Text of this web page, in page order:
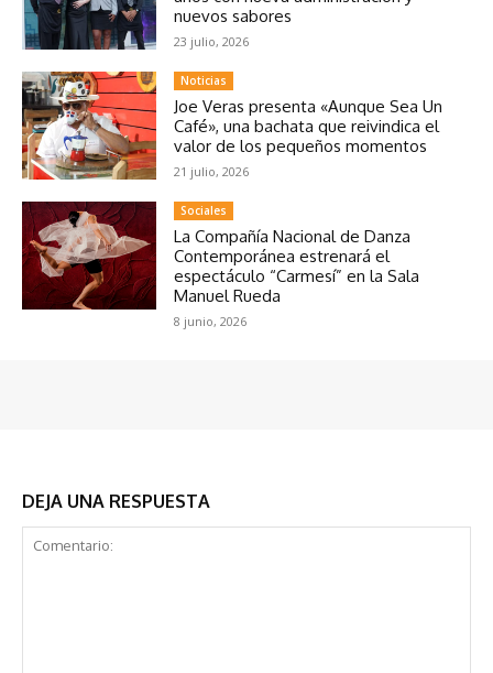
nuevos sabores
23 julio, 2026
Noticias
Joe Veras presenta «Aunque Sea Un
Café», una bachata que reivindica el
valor de los pequeños momentos
21 julio, 2026
Sociales
La Compañía Nacional de Danza
Contemporánea estrenará el
espectáculo “Carmesí” en la Sala
Manuel Rueda
8 junio, 2026
DEJA UNA RESPUESTA